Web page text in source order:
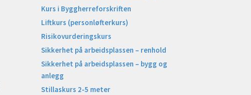
Kurs i Byggherreforskriften
Liftkurs (personløfterkurs)
Risikovurderingskurs
Sikkerhet på arbeidsplassen – renhold
Sikkerhet på arbeidsplassen – bygg og
anlegg
Stillaskurs 2-5 meter